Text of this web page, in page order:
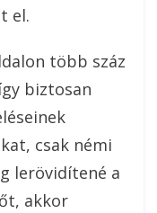
el.
több száz
biztosan
csak némi
lerövidítené a
akkor